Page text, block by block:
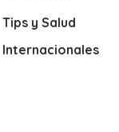
Tips y Salud
Internacionales